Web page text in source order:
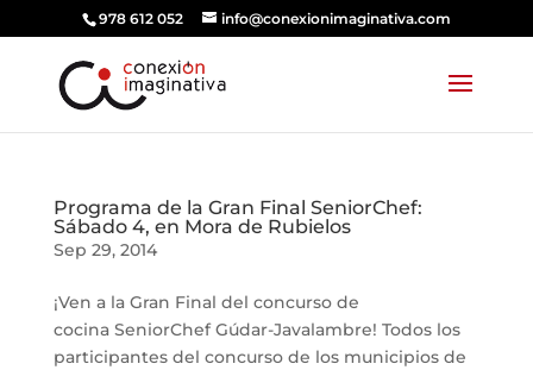
978 612 052 info@conexionimaginativa.com
Programa de la Gran Final SeniorChef:
Sábado 4, en Mora de Rubielos
Sep 29, 2014
¡Ven a la Gran Final del concurso de
cocina SeniorChef Gúdar-Javalambre! Todos los
participantes del concurso de los municipios de